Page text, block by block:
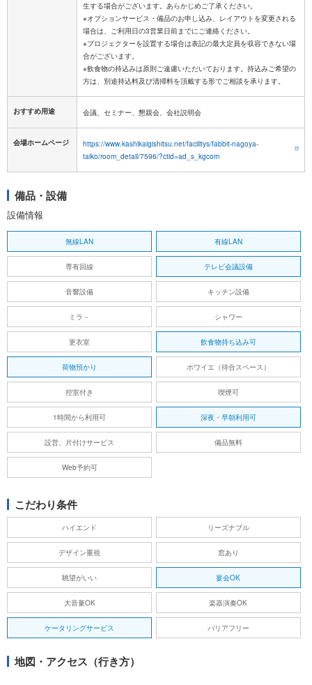
生する場合がございます。あらかじめご了承ください。
※オプションサービス・備品のお申し込み、レイアウトを変更される
場合は、ご利用日の3営業日前までにご連絡ください。
※プロジェクターを設置する場合は表記の最大定員を収容できない場
合がございます。
※飲食物の持込みは原則ご遠慮いただいております。持込みご希望の
おすすめ用途 会議、セミナー、懇親会、会社説明会
会場ホームページ
https://www.kashikaigishitsu.net/facilitys/fabbit-nagoya-
taiko/room_detail/7596/?ctid=ad_s_kgcom
備品・設備
設備情報
無線LAN 有線LAN
専有回線 テレビ会議設備
音響設備 キッチン設備
ミラ－ シャワー
更衣室 飲食物持ち込み可
荷物預かり ホワイエ（待合スペース）
控室付き 喫煙可
1時間から利用可 深夜・早朝利用可
設営、片付けサービス 備品無料
Web予約可
こだわり条件
ハイエンド リーズナブル
デザイン重視 窓あり
眺望がいい 宴会OK
大音量OK 楽器演奏OK
ケータリングサービス バリアフリー
地図・アクセス（行き方）